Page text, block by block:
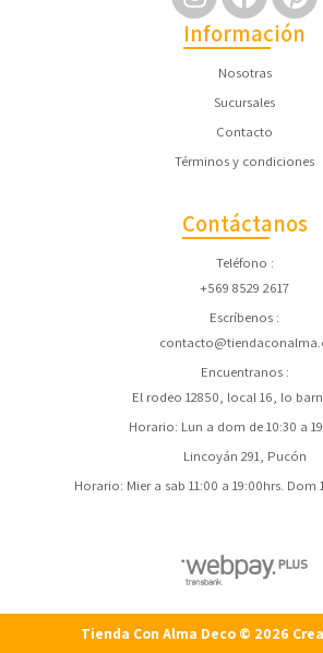
Información
Nosotras
Sucursales
Contacto
Términos y condiciones
Contáctanos
Teléfono
+569 8529 2617
Escríbenos
Encuentranos
El rodeo 12850, local 16, lo
Horario: Lun a dom de 10:30 a
Lincoyán 291, Pucón
Horario: Mier a sab 11:00 a 19:00hrs. Dom
Tienda Con Alma Deco © 2026